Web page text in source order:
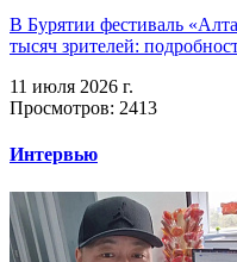
В Бурятии фестиваль
тысяч зрителей:
11 июля 2026 г.
Просмотров: 2413
Интервью